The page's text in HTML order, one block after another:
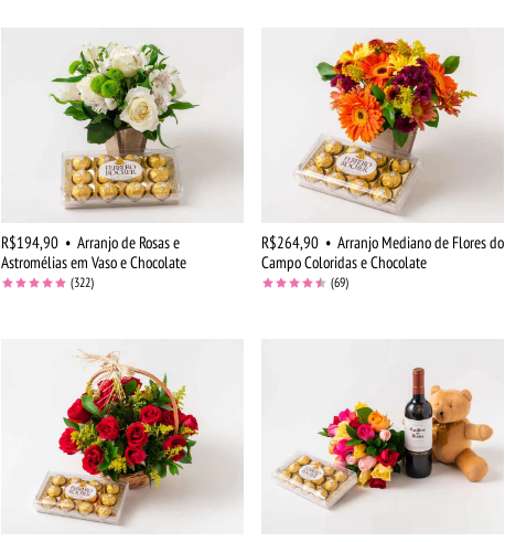
R$194,90 • Arranjo de Rosas e
Astromélias em Vaso e Chocolate
(322)
R$264,90 • Arranjo Mediano de Flores do
Campo Coloridas e Chocolate
(69)